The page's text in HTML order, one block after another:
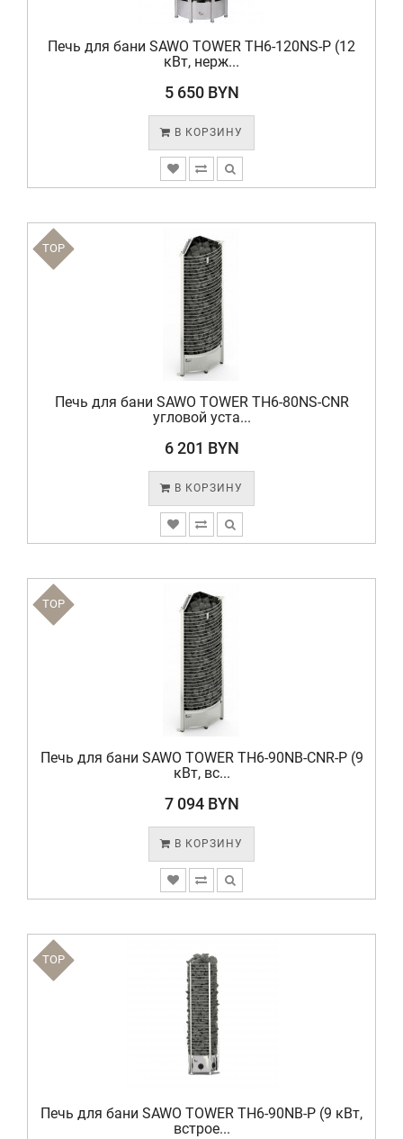
Печь для бани SAWO TOWER TH6-120NS-P (12
кВт, нерж...
5 650 BYN
В КОРЗИНУ
TOP
Печь для бани SAWO TOWER TH6-80NS-CNR
угловой уста...
6 201 BYN
В КОРЗИНУ
TOP
Печь для бани SAWO TOWER TH6-90NB-CNR-P (9
кВт, вс...
7 094 BYN
В КОРЗИНУ
TOP
Печь для бани SAWO TOWER TH6-90NB-P (9 кВт,
встрое...